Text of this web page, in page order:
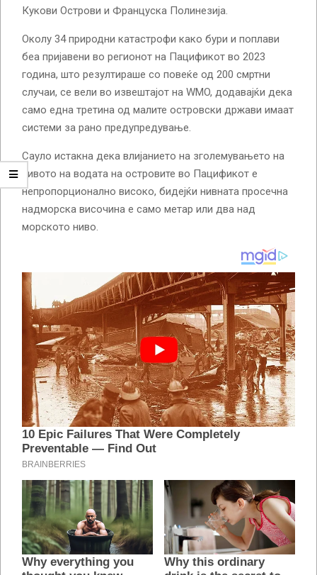
Кукови Острови и Француска Полинезија.
Околу 34 природни катастрофи како бури и поплави
беа пријавени во регионот на Пацификот во 2023
година, што резултираше со повеќе од 200 смртни
случаи, се вели во извештајот на WMO, додавајќи дека
само една третина од малите островски држави имаат
системи за рано предупредување.
Сауло истакна дека влијанието на зголемувањето на
нивото на водата на островите во Пацификот е
непропорционално високо, бидејќи нивната просечна
надморска височина е само метар или два над
морското ниво.